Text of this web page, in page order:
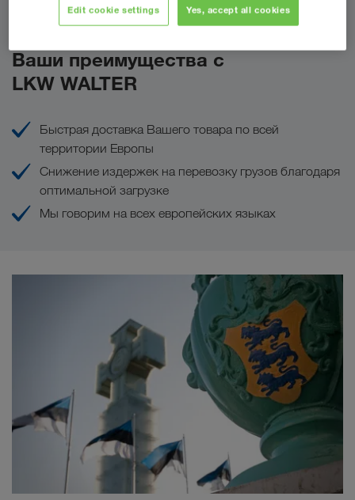
Сделать запрос
Ваши преимущества с
LKW WALTER
Быстрая доставка Вашего товара по всей
территории Европы
Снижение издержек на перевозку грузов благодаря
оптимальной загрузке
Мы говорим на всех европейских языках
Edit cookie settings Yes, accept all cookies